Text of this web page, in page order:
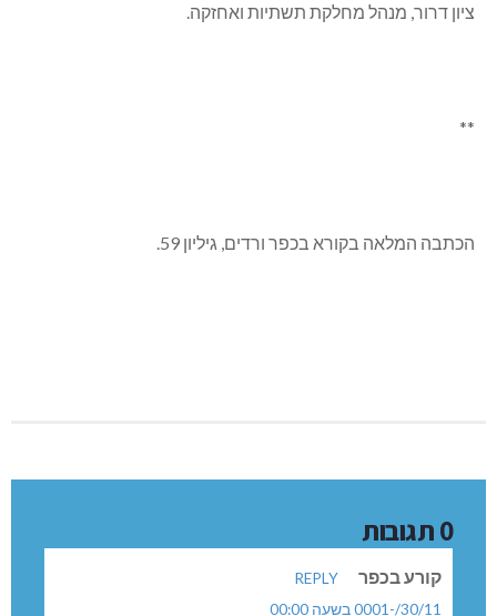
ציון דרור, מנהל מחלקת תשתיות ואחזקה.
**
הכתבה המלאה בקורא בכפר ורדים, גיליון 59.
0 תגובות
קורע בכפר
REPLY
30/11/-0001 בשעה 00:00